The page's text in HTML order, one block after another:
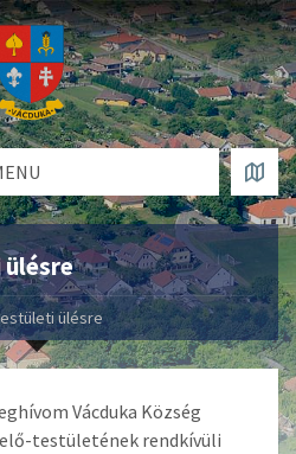
ülésre
Vácduka Község
testületének rendkívüli